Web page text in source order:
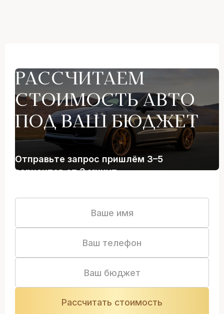
РАССЧИТАЕМ
СТОИМОСТЬ АВТО
ПОД ВАШ БЮДЖЕТ
Отправьте запрос пришлём 3–5
вариантов от 3 минут